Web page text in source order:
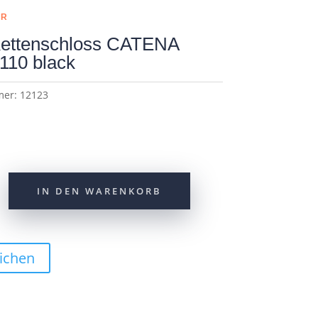
CATENA
black
12123
IN DEN WARENKORB